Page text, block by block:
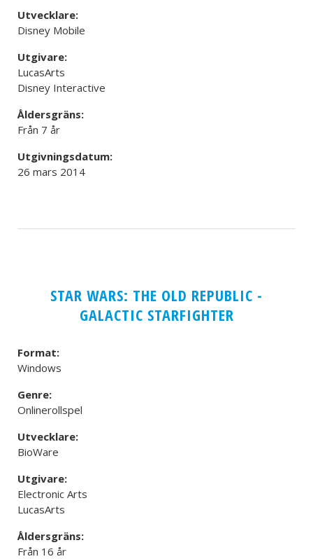
Utvecklare:
Disney Mobile
Utgivare:
LucasArts
Disney Interactive
Åldersgräns:
Från 7 år
Utgivningsdatum:
26 mars 2014
STAR WARS: THE OLD REPUBLIC -
GALACTIC STARFIGHTER
Format:
Windows
Genre:
Onlinerollspel
Utvecklare:
BioWare
Utgivare:
Electronic Arts
LucasArts
Åldersgräns:
Från 16 år